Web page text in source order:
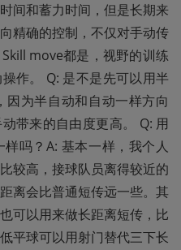
间和蓄力时间，但是长期来
精确的控制，不仅对手动传
move都是，视野的训练
作。 Q: 是不是先可以用半
因为半自动和自动一样方向
带来的自由度更高。 Q: 用
吗？A: 基本一样，我个人
较高，接球队员离得较近的
离会比普通短传远一些。其
可以用来做长距离短传，比
平球可以用射门替代三下长